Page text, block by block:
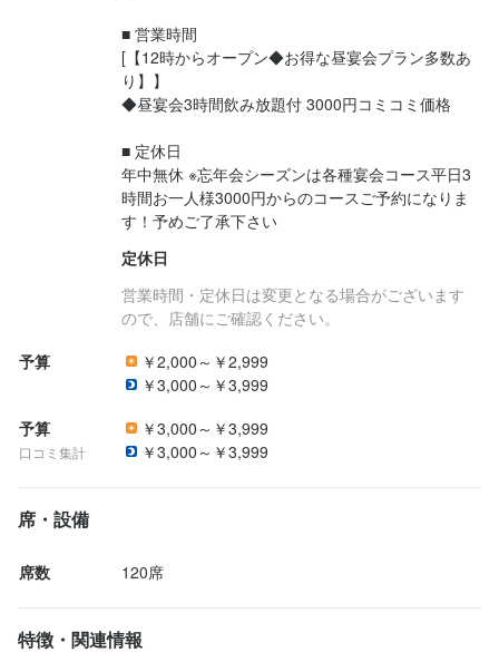
■ 営業時間
[【12時からオープン◆お得な昼宴会プラン多数あ
り】】
◆昼宴会3時間飲み放題付 3000円コミコミ価格
■ 定休日
年中無休 ※忘年会シーズンは各種宴会コース平日3
時間お一人様3000円からのコースご予約になりま
す！予めご了承下さい
定休日
営業時間・定休日は変更となる場合がございます
ので、店舗にご確認ください。
予算
￥2,000～￥2,999
￥3,000～￥3,999
予算
口コミ集計
￥3,000～￥3,999
￥3,000～￥3,999
席・設備
席数 120席
特徴・関連情報